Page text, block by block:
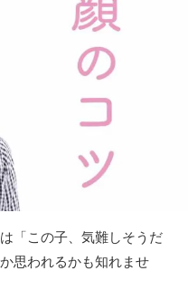
「この子、気難しそうだ
思われるかも知れませ